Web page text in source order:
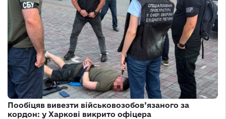
Пообіцяв вивезти військовозобов’язаного за
кордон: у Харкові викрито офіцера